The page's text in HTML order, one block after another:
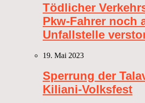
Tödlicher
Pkw-Fahrer noch
Unfallstelle
19. Mai 2023
Sperrung der
Kiliani-Volksfest